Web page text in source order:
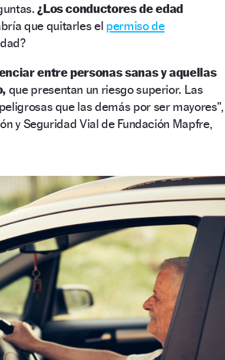
¿Los conductores de edad
que quitarles el permiso de
entre personas sanas y aquellas
que presentan un riesgo superior. Las
que las demás por ser mayores”,
y Seguridad Vial de Fundación Mapfre,